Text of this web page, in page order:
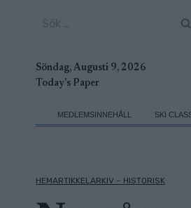
Söndag, Augusti 9, 2026
Today's Paper
MEDLEMSINNEHÅLL SKI
HEMARTIKKELARKIV – HISTORISK